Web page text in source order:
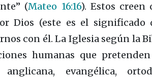
(Mateo 16:16). Estos creen
Dios (este es el significado
con él. La Iglesia según la
humanas que
anglicana, evangélica,